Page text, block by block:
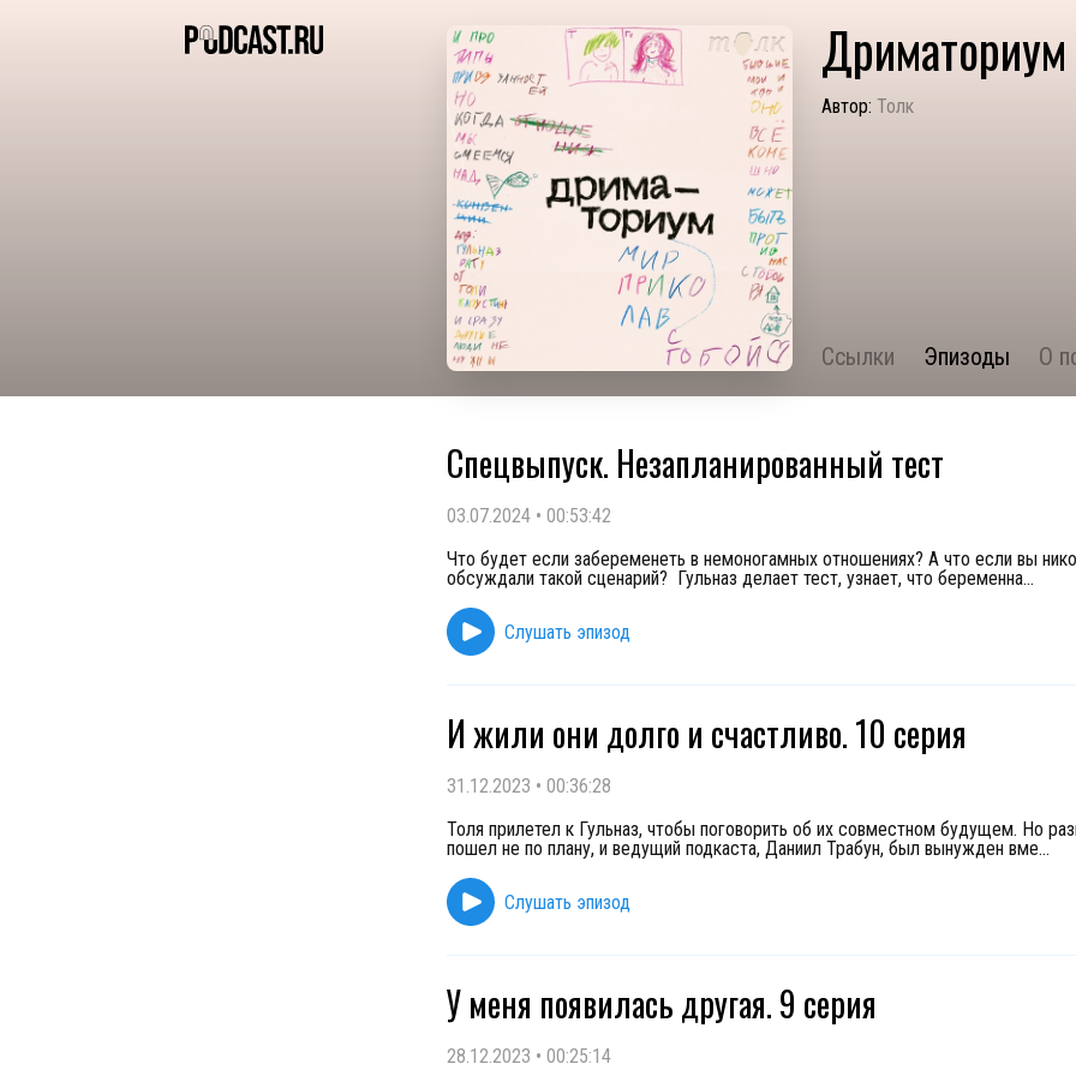
Дриматориум
Автор: Толк
Ссылки Эпизоды О
Спецвыпуск. Незапланированный тест
03.07.2024 • 00:53:42
Что будет если забеременеть в немоногамных отношениях? А что если вы
обсуждали такой сценарий? Гульназ делает тест, узнает, что беременна...
Слушать эпизод
И жили они долго и счастливо. 10 серия
31.12.2023 • 00:36:28
Толя прилетел к Гульназ, чтобы поговорить об их совместном будущем. Но
пошел не по плану, и ведущий подкаста, Даниил Трабун, был вынужден вме...
Слушать эпизод
У меня появилась другая. 9 серия
28.12.2023 • 00:25:14